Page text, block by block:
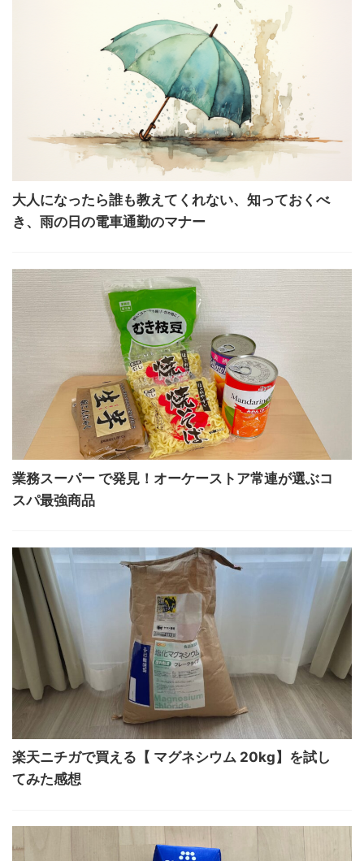
大人になったら誰も教えてくれない、知っておくべ
き、雨の日の電車通勤のマナー
業務スーパー で発見！オーケーストア常連が選ぶコ
スパ最強商品
楽天ニチガで買える【 マグネシウム 20kg】を試し
てみた感想